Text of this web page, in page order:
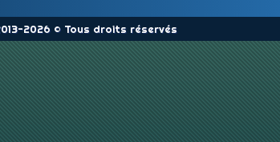
2026 © Tous droits réservés